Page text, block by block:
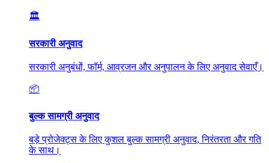
🏛️
सरकारी अनुवाद
सरकारी अनुबंधों, फॉर्म, आव्रजन और अनुपालन के लिए अनुवाद सेवाएँ।
📦
बुल्क सामग्री अनुवाद
बड़े प्रोजेक्ट्स के लिए कुशल बुल्क सामग्री अनुवाद, निरंतरता और गति
के साथ।